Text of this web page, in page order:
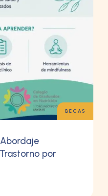
BECAS
Abordaje
por